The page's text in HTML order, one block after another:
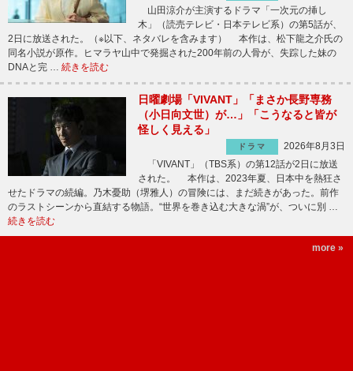
山田涼介が主演するドラマ「一次元の挿し
木」（読売テレビ・日本テレビ系）の第5話が、
2日に放送された。（※以下、ネタバレを含みます） 本作は、松下龍之介氏の
同名小説が原作。ヒマラヤ山中で発掘された200年前の人骨が、失踪した妹の
DNAと完 … 続きを読む
日曜劇場「VIVANT」「まさか長野専務
（小日向文世）が…」「こうなると皆が
怪しく見える」
ドラマ
2026年8月3日
「VIVANT」（TBS系）の第12話が2日に放送
された。 本作は、2023年夏、日本中を熱狂さ
せたドラマの続編。乃木憂助（堺雅人）の冒険には、まだ続きがあった。前作
のラストシーンから直結する物語。“世界を巻き込む大きな渦”が、ついに別 …
続きを読む
more »